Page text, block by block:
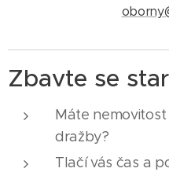
Zbavte se
Máte
dražby?
Tlačí vás čas a